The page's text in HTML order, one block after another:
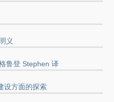
义
鲁登 Stephen 译
设方面的探索